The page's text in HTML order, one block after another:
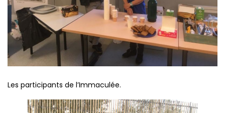
Les participants de l’Immaculée.